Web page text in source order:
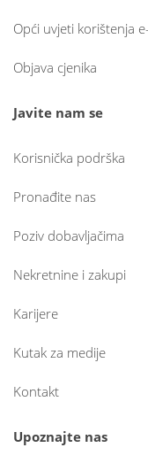
Opći uvjeti korištenja
Objava cjenika
Javite nam se
Korisnička podrška
Pronađite nas
Poziv dobavljačima
Nekretnine i zakupi
Karijere
Kutak za medije
Kontakt
Upoznajte nas